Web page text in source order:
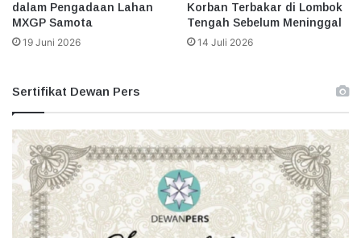
dalam Pengadaan Lahan
MXGP Samota
19 Juni 2026
Korban Terbakar di Lombok
Tengah Sebelum Meninggal
14 Juli 2026
Sertifikat Dewan Pers